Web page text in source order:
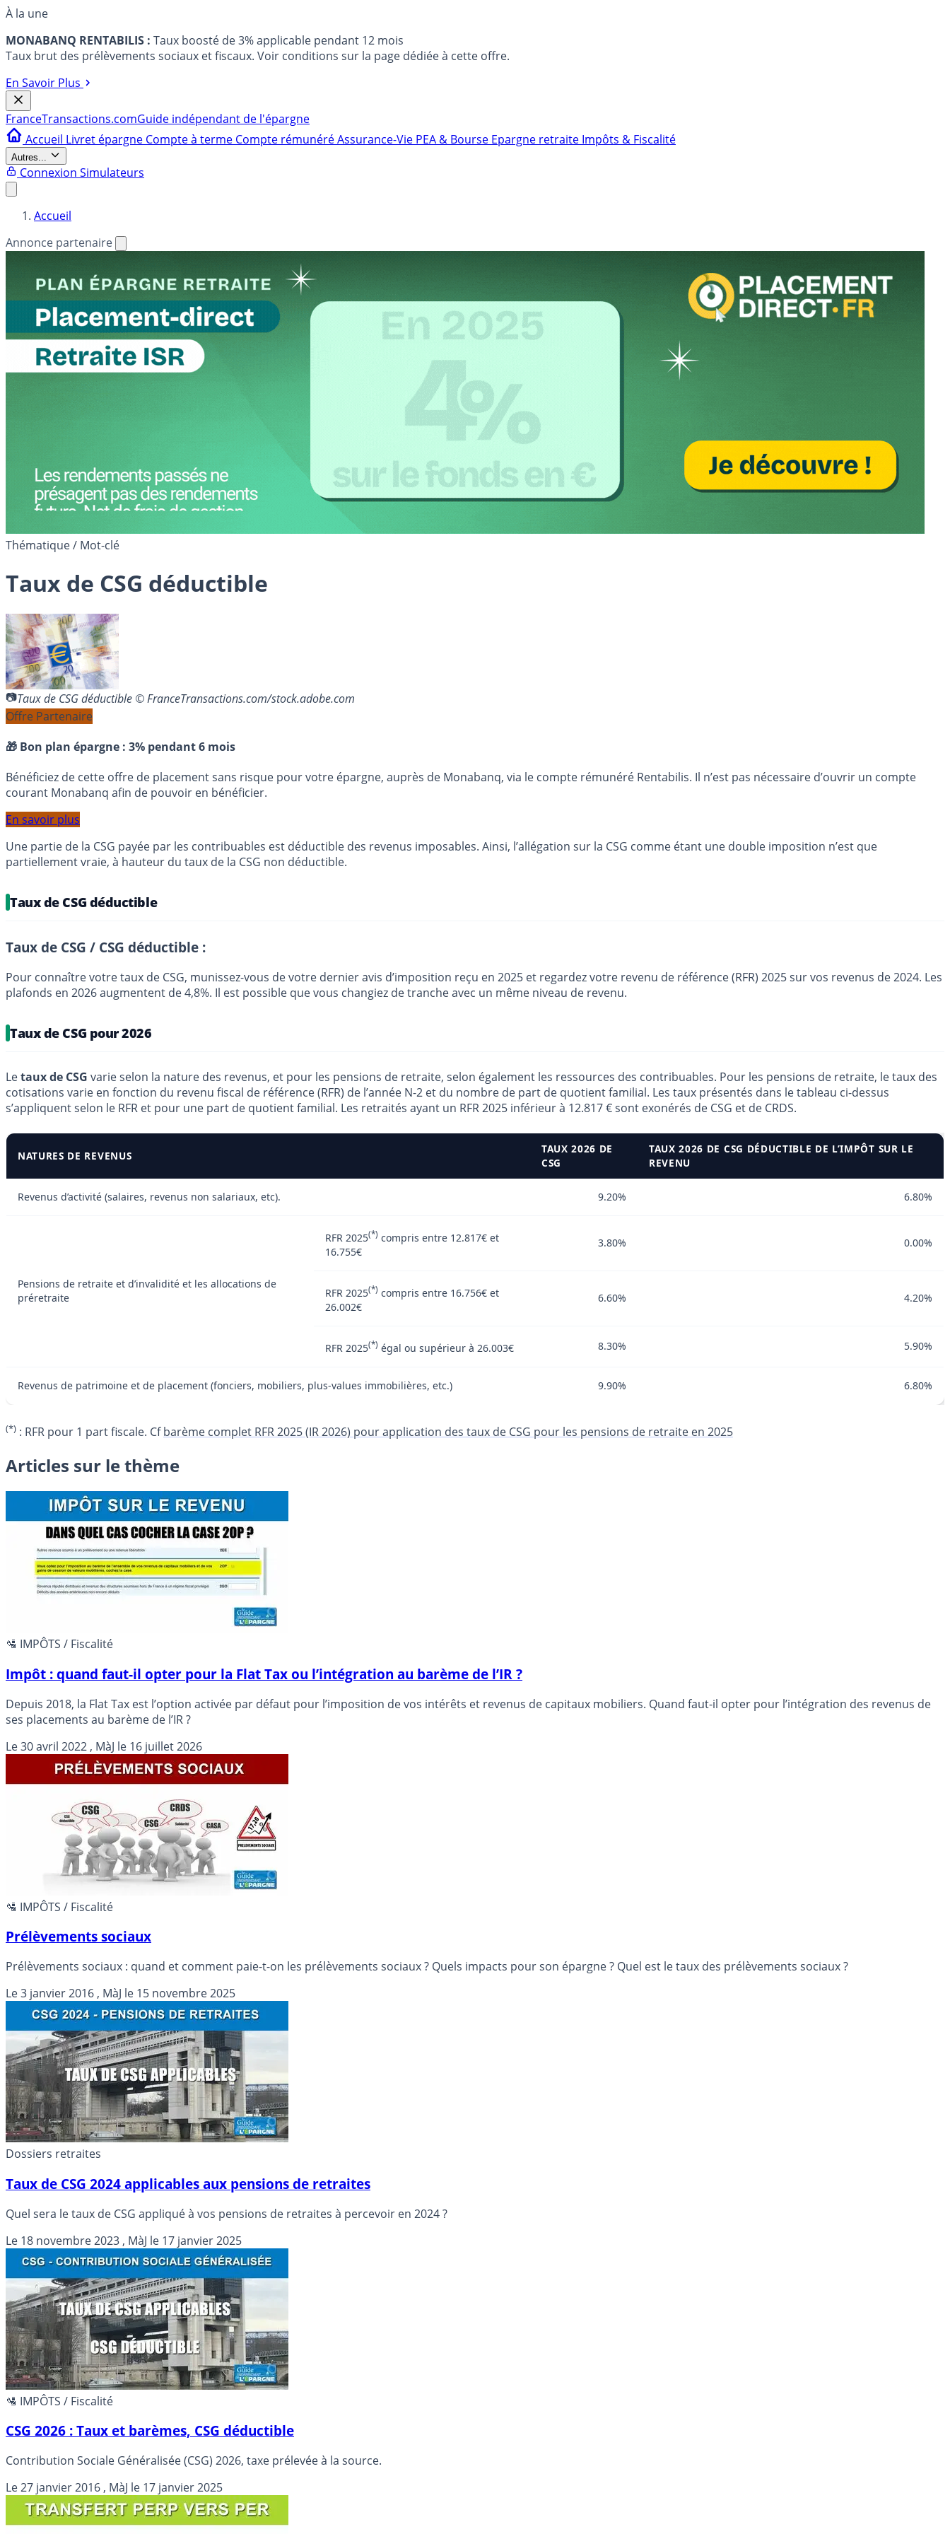
À la une
MONABANQ RENTABILIS : Taux boosté de 3% applicable pendant 12 mois
Taux brut des prélèvements sociaux et fiscaux. Voir conditions sur la page dédiée à cette offre.
En Savoir Plus
FranceTransactions.comGuide indépendant de l'épargne
Accueil Livret épargne Compte à terme Compte rémunéréAssurance-Vie PEA & Bourse Epargne retraite Impôts & Fiscalité
Autres...
Connexion Simulateurs
Accueil
Annonce partenaire
Thématique / Mot-clé
Taux de CSG déductible
Taux de CSG déductible © FranceTransactions.com/stock.adobe.com
Offre Partenaire
🎁 Bon plan épargne : 3% pendant 6 mois
Bénéficiez de cette offre de placement sans risque pour votre épargne, auprès de Monabanq, via le compte rémunéré Rentabilis. Il n’est pas nécessaire d’ouvrir un compte
courant Monabanq afin de pouvoir en bénéficier.
En savoir plus
Une partie de la CSG payée par les contribuables est déductible des revenus imposables. Ainsi, l’allégation sur la CSG comme étant une double imposition n’est que
partiellement vraie, à hauteur du taux de la CSG non déductible.
Taux de CSG déductible
Taux de CSG / CSG déductible :
Pour connaître votre taux de CSG, munissez-vous de votre dernier avis d’imposition reçu en 2025 et regardez votre revenu de référence (RFR) 2025 sur vos revenus de 2024. Les
plafonds en 2026 augmentent de 4,8%. Il est possible que vous changiez de tranche avec un même niveau de revenu.
Taux de CSG pour 2026
Letaux de CSG varie selon la nature des revenus, et pour les pensions de retraite, selon également les ressources des contribuables. Pour les pensions de retraite, le taux des
cotisations varie en fonction du revenu fiscal de référence (RFR) de l’année N-2 et du nombre de part de quotient familial. Les taux présentés dans le tableau ci-dessus
s’appliquent selon le RFR et pour une part de quotient familial. Les retraités ayant un RFR 2025 inférieur à 12.817 € sont exonérés de CSG et de CRDS.
NATURES DE REVENUS
TAUX 2026 DE
CSG
TAUX 2026 DE CSG DÉDUCTIBLE DE L’IMPÔT SUR LE
REVENU
Revenus d’activité (salaires, revenus non salariaux, etc). 9.20% 6.80%
Pensions de retraite et d’invalidité et les allocations de
préretraite
RFR 2025(*) compris entre 12.817€ et
16.755€
3.80% 0.00%
RFR 2025(*) compris entre 16.756€ et
26.002€
6.60% 4.20%
RFR 2025(*) égal ou supérieur à 26.003€ 8.30% 5.90%
Revenus de patrimoine et de placement (fonciers, mobiliers, plus-values immobilières, etc.) 9.90% 6.80%
(*) : RFR pour 1 part fiscale. Cfbarème complet RFR 2025 (IR 2026) pour application des taux de CSG pour les pensions de retraite en 2025
Articles sur le thème
🛂 IMPÔTS / Fiscalité
Impôt : quand faut-il opter pour la Flat Tax ou l’intégration au barème de l’IR ?
Depuis 2018, la Flat Tax est l’option activée par défaut pour l’imposition de vos intérêts et revenus de capitaux mobiliers. Quand faut-il opter pour l’intégration des revenus de
ses placements au barème de l’IR ?
Le30 avril 2022 , MàJ le 16 juillet 2026
🛂 IMPÔTS / Fiscalité
Prélèvements sociaux
Prélèvements sociaux : quand et comment paie-t-on les prélèvements sociaux ? Quels impacts pour son épargne ? Quel est le taux des prélèvements sociaux ?
Le3 janvier 2016 , MàJ le 15 novembre 2025
Dossiers retraites
Taux de CSG 2024 applicables aux pensions de retraites
Quel sera le taux de CSG appliqué à vos pensions de retraites à percevoir en 2024 ?
Le 18 novembre 2023 , MàJ le 17 janvier 2025
🛂 IMPÔTS / Fiscalité
CSG 2026 : Taux et barèmes, CSG déductible
Contribution Sociale Généralisée (CSG) 2026, taxe prélevée à la source.
Le27 janvier 2016 , MàJ le 17 janvier 2025